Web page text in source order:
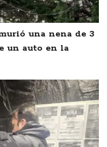
una nena de 3
un auto en la